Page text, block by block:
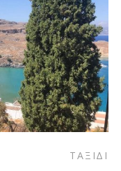
ΤΑΞΙΔΙ